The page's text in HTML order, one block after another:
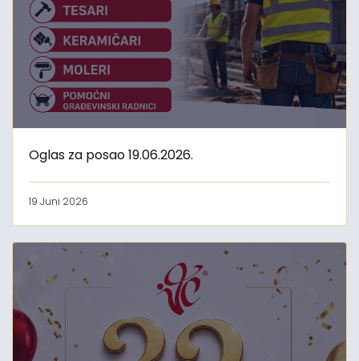
Oglas za posao 19.06.2026.
19 Juni 2026